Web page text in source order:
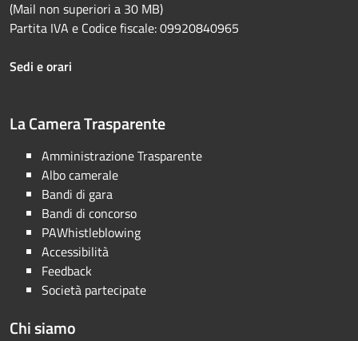
(Mail non superiori a 30 MB)
Partita IVA e Codice fiscale: 09920840965
Sedi e orari
La Camera Trasparente
Amministrazione Trasparente
Albo camerale
Bandi di gara
Bandi di concorso
PAWhistleblowing
Accessibilità
Feedback
Società partecipate
Chi siamo